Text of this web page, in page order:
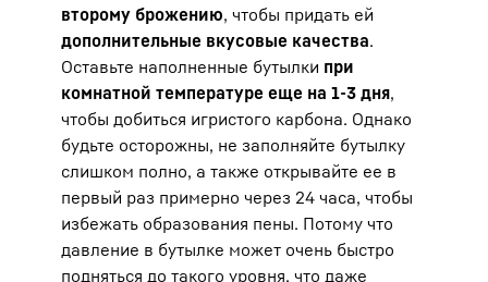
второму брожению, чтобы придать ей
дополнительные вкусовые качества.
Оставьте наполненные бутылки при
комнатной температуре еще на 1-3 дня,
чтобы добиться игристого карбона. Однако
будьте осторожны, не заполняйте бутылку
слишком полно, а также открывайте ее в
первый раз примерно через 24 часа, чтобы
избежать образования пены. Потому что
давление в бутылке может очень быстро
подняться до такого уровня, что даже